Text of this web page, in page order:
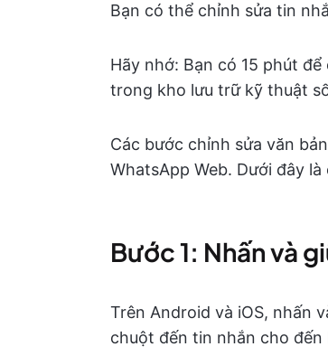
Bạn có thể chỉnh sửa tin
Hãy nhớ: Bạn có 15 phút
trong kho lưu trữ kỹ thuật
Các bước chỉnh sửa văn
WhatsApp Web. Dưới đây
Bước 1: Nhấn và
Trên Android và iOS, nhấn
chuột đến tin nhắn cho